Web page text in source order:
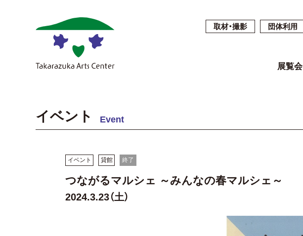
取材・撮影 団体利用
展覧会
イベント Event
イベント 貸館 終了
つながるマルシェ ～みんなの春マルシェ～
2024.3.23（土）